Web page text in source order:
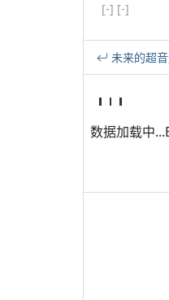
[-] [-]
未来的超
数据加载中